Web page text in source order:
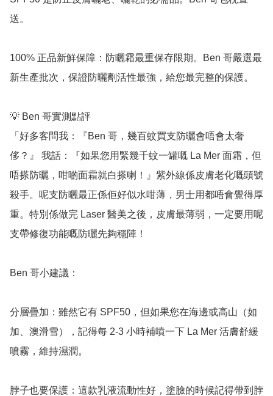
送。
100% 正品新鮮保障：防曬霜最重保存限期。Ben 哥嚴選最
新生產批次，保證防曬劑活性最強，給您最完整的保護。
💡 Ben 哥實測點評
「好多客問我：『Ben 哥，幾百蚊買支防曬會唔會太奢
侈？』 我話：『如果您用緊幾千蚊一罐嘅 La Mer 面霜，但
唔搽防曬，咁啲面霜就白搽喇！』紫外線係皮膚老化嘅頭號
殺手。呢支防曬最正係佢好似水咁薄，男士用都唔會覺得厚
重。特別係做完 Laser 醫美之後，皮膚最薄弱，一定要用呢
支帶修復功能嘅防曬先夠穩陣！
Ben 哥小建議：
分層疊加：雖然它有 SPF50，但如果您在海邊或高山（如
加、澳滑雪），記得每 2-3 小時補噴一下 La Mer 活膚舒緩
噴霧，維持濕潤。
脖子也要保護：這款乳液流動性好，塗臉的時候記得帶到脖